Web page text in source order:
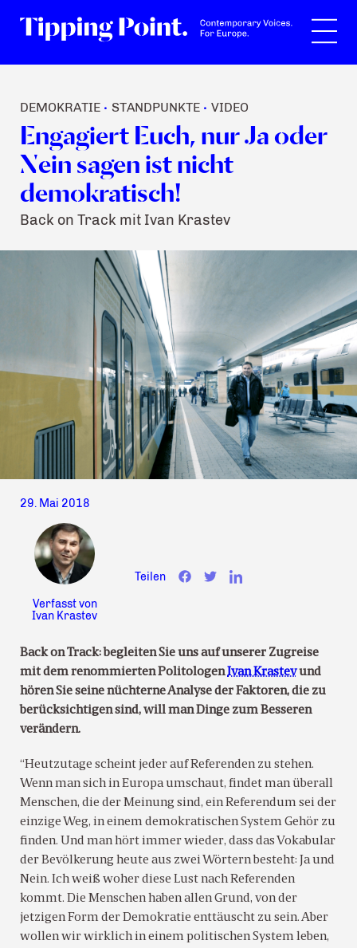
DEMOKRATIE • STANDPUNKTE • VIDEO
Engagiert Euch, nur Ja oder
Nein sagen ist nicht
demokratisch!
Back on Track mit Ivan Krastev
29. Mai 2018
Verfasst von
Ivan Krastev
Teilen
Back on Track: begleiten Sie uns auf unserer Zugreise
mit dem renommierten PolitologenIvan Krastevund
hören Sie seine nüchterne Analyse der Faktoren, die zu
berücksichtigen sind, will man Dinge zum Besseren
verändern.
“Heutzutage scheint jeder auf Referenden zu stehen.
Wenn man sich in Europa umschaut, findet man überall
Menschen, die der Meinung sind, ein Referendum sei der
einzige Weg, in einem demokratischen System Gehör zu
finden. Und man hört immer wieder, dass das Vokabular
der Bevölkerung heute aus zwei Wörtern besteht: Ja und
Nein. Ich weiß woher diese Lust nach Referenden
kommt. Die Menschen haben allen Grund, von der
jetzigen Form der Demokratie enttäuscht zu sein. Aber
wollen wir wirklich in einem politischen System leben,